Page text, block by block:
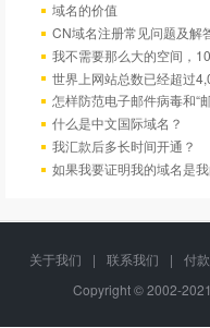
域名的价值
CN域名注册常见问题及解
我不需要那么大的空间，
世界上网站总数已经超过
怎样防范电子邮件病毒和“
什么是中文国际域名？
我汇款后多长时间开通？
如果我要证明我的域名是
关于我们 | 联系我们 |
付
Copyright © 2002-